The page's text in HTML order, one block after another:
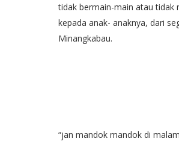
tidak bermain-main atau tidak
kepada anak- anaknya, dari
Minangkabau.
“jan mandok mandok di